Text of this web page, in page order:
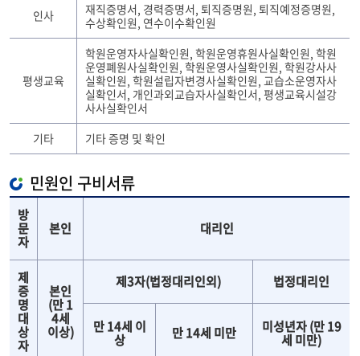
인사
재직증명서, 경력증명서, 퇴직증명원, 퇴직예정증명원,
수상확인원, 연수이수확인원
평생교육
학원운영자사실확인원, 학원운영휴원사실확인원, 학원
운영폐원사실확인원, 학원운영사실확인원, 학원강사사
실확인원, 학원설립자변경사실확인원, 교습소운영자사
실확인서, 개인과외교습자사실확인서, 평생교육시설강
사사실확인서
기타
기타 증명 및 확인
민원인 구비서류
방
문
자
본인 대리인
제
증
명
대
상
자
본인
(만 1
4세
이상)
제3자(법정대리인외) 법정대리인
만 14세 이
상 만 14세 미만 미성년자 (만 19
세 미만)